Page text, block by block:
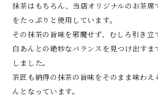
抹茶はもちろん、当店オリジナルのお茶席
をたっぷりと使用しています。
その抹茶の旨味を邪魔せず、むしろ引き立
白あんとの絶妙なバランスを見つけ出すま
しました。
茶匠も納得の抹茶の旨味をそのまま味わえ
んとなっています。